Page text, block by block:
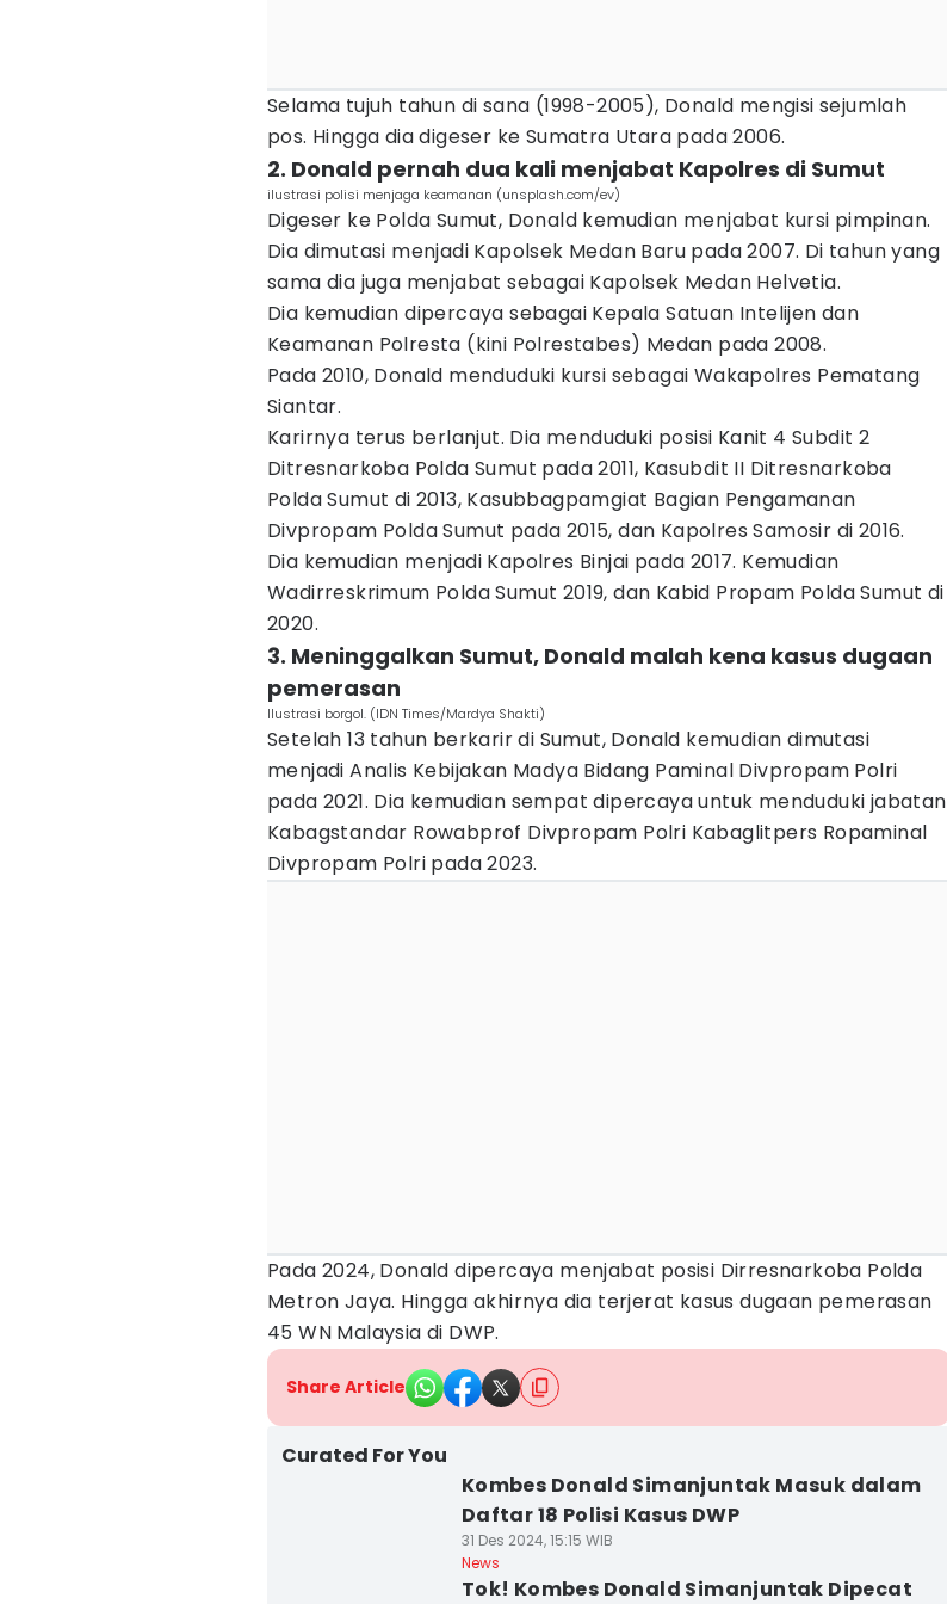
Selama tujuh tahun di sana (1998-2005), Donald mengisi sejumlah
pos. Hingga dia digeser ke Sumatra Utara pada 2006.
2. Donald pernah dua kali menjabat Kapolres di Sumut
ilustrasi polisi menjaga keamanan (unsplash.com/ev)
Digeser ke Polda Sumut, Donald kemudian menjabat kursi pimpinan.
Dia dimutasi menjadi Kapolsek Medan Baru pada 2007. Di tahun yang
sama dia juga menjabat sebagai Kapolsek Medan Helvetia.
Dia kemudian dipercaya sebagai Kepala Satuan Intelijen dan
Keamanan Polresta (kini Polrestabes) Medan pada 2008.
Pada 2010, Donald menduduki kursi sebagai Wakapolres Pematang
Siantar.
Karirnya terus berlanjut. Dia menduduki posisi Kanit 4 Subdit 2
Ditresnarkoba Polda Sumut pada 2011, Kasubdit II Ditresnarkoba
Polda Sumut di 2013, Kasubbagpamgiat Bagian Pengamanan
Divpropam Polda Sumut pada 2015, dan Kapolres Samosir di 2016.
Dia kemudian menjadi Kapolres Binjai pada 2017. Kemudian
Wadirreskrimum Polda Sumut 2019, dan Kabid Propam Polda Sumut di
2020.
3. Meninggalkan Sumut, Donald malah kena kasus dugaan
pemerasan
Ilustrasi borgol. (IDN Times/Mardya Shakti)
Setelah 13 tahun berkarir di Sumut, Donald kemudian dimutasi
menjadi Analis Kebijakan Madya Bidang Paminal Divpropam Polri
pada 2021. Dia kemudian sempat dipercaya untuk menduduki jabatan
Kabagstandar Rowabprof Divpropam Polri Kabaglitpers Ropaminal
Divpropam Polri pada 2023.
Pada 2024, Donald dipercaya menjabat posisi Dirresnarkoba Polda
Metron Jaya. Hingga akhirnya dia terjerat kasus dugaan pemerasan
45 WN Malaysia di DWP.
Share Article
Curated For You
Kombes Donald Simanjuntak Masuk dalam
Daftar 18 Polisi Kasus DWP
31 Des 2024, 15:15 WIB
News
Tok! Kombes Donald Simanjuntak Dipecat